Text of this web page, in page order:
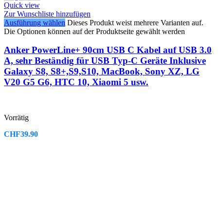
Quick view
Zur Wunschliste hinzufügen
Ausführung wählen Dieses Produkt weist mehrere Varianten auf.
Die Optionen können auf der Produktseite gewählt werden
Anker PowerLine+ 90cm USB C Kabel auf USB 3.0
A, sehr Beständig für USB Typ-C Geräte Inklusive
Galaxy S8, S8+,S9,S10, MacBook, Sony XZ, LG
V20 G5 G6, HTC 10, Xiaomi 5 usw.
Vorrätig
CHF39.90